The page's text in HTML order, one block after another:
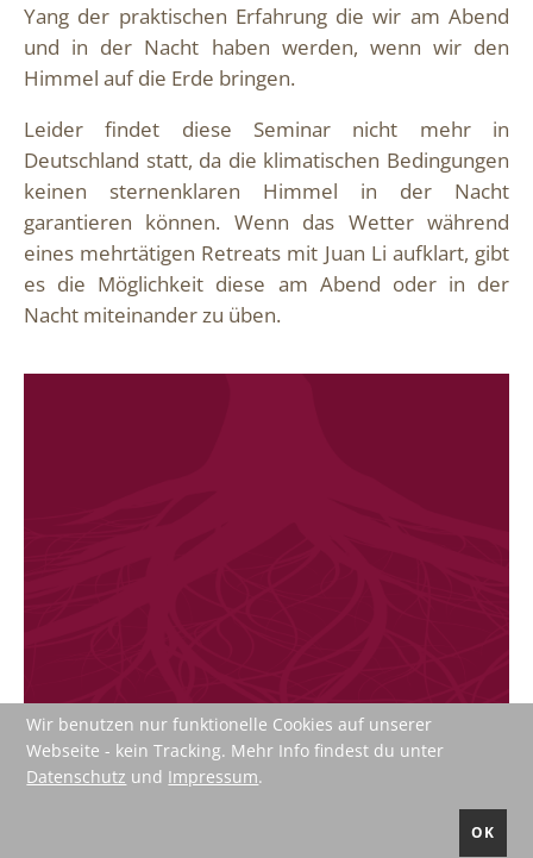
Yang der praktischen Erfahrung die wir am Abend
und in der Nacht haben werden, wenn wir den
Himmel auf die Erde bringen.
Leider findet diese Seminar nicht mehr in
Deutschland statt, da die klimatischen Bedingungen
keinen sternenklaren Himmel in der Nacht
garantieren können. Wenn das Wetter während
eines mehrtätigen Retreats mit Juan Li aufklart, gibt
es die Möglichkeit diese am Abend oder in der
Nacht miteinander zu üben.
Impressum Datenschutz
Wir benutzen nur funktionelle Cookies auf unserer
Webseite - kein Tracking. Mehr Info findest du unter
Datenschutz und Impressum.
OK